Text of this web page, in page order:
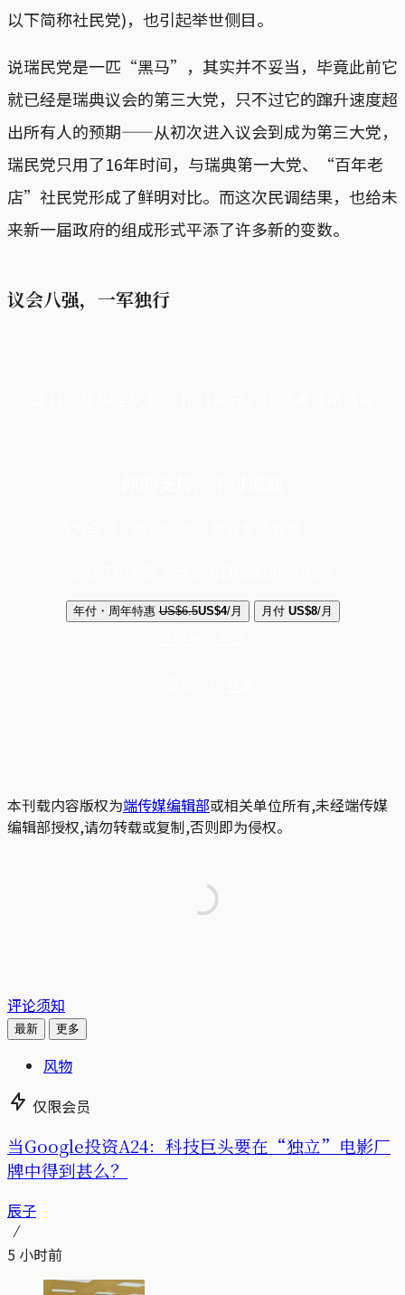
以下简称社民党)，也引起举世侧目。
说瑞民党是一匹“黑马”，其实并不妥当，毕竟此前它
就已经是瑞典议会的第三大党，只不过它的蹿升速度超
出所有人的预期——从初次进入议会到成为第三大党，
瑞民党只用了16年时间，与瑞典第一大党、“百年老
店”社民党形成了鲜明对比。而这次民调结果，也给未
来新一届政府的组成形式平添了许多新的变数。
议会八强，一军独行
年付・周年特惠 US$6.5US$4/月 月付 US$8/月
本刊载内容版权为端传媒编辑部或相关单位所有,未经端传媒
编辑部授权,请勿转载或复制,否则即为侵权。
评论须知
最新 更多
风物
仅限会员
当Google投资A24：科技巨头要在“独立”电影厂
牌中得到甚么？
辰子
5 小时前